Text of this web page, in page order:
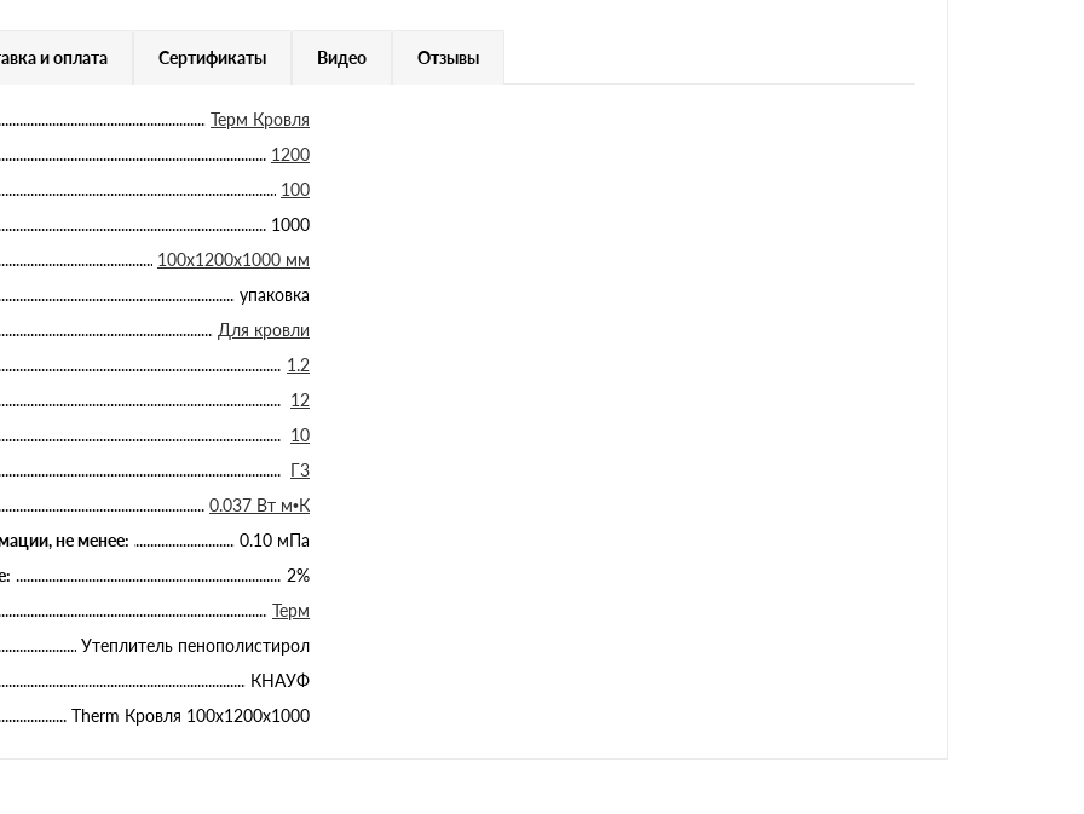
и оплата Сертификаты Видео Отзывы
Терм Кровля
1200
100
1000
100х1200х1000 мм
упаковка
Для кровли
1.2
12
10
Г3
0.037 Вт м•К
не менее:
0.10 мПа
2%
Терм
Утеплитель пенополистирол
КНАУФ
Therm Кровля 100х1200х1000